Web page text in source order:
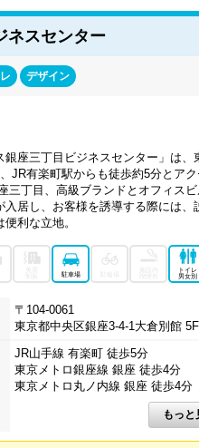
ネスセンター
デザイン
銀座三丁目ビジネスセンター」は
JR有楽町駅からも徒歩約5分とア
三丁目、高級ブランドとオフィス
入居し、お客様を誘導する際には
利な立地。
駐車場
トイレ
男女別
〒104-0061
東京都中央区銀座3-4-1大倉別館 5F
JR山手線 有楽町 徒歩5分
東京メトロ銀座線 銀座 徒歩4分
東京メトロ丸ノ内線 銀座 徒歩4分